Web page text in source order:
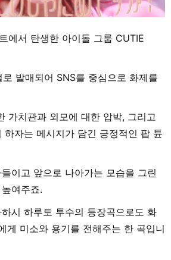
에서 탄생한 아이돌 그룹 CUTIE
발매되어 SNS를 중심으로 화제를
가치관과 외모에 대한 압박, 그리고
하자는 메시지가 담긴 긍정적인 팝 튠
이고 앞으로 나아가는 모습을 그린
여주죠.
시 하루토 투수의 등장곡으로도 화
게 미소와 용기를 전해주는 한 곡입니